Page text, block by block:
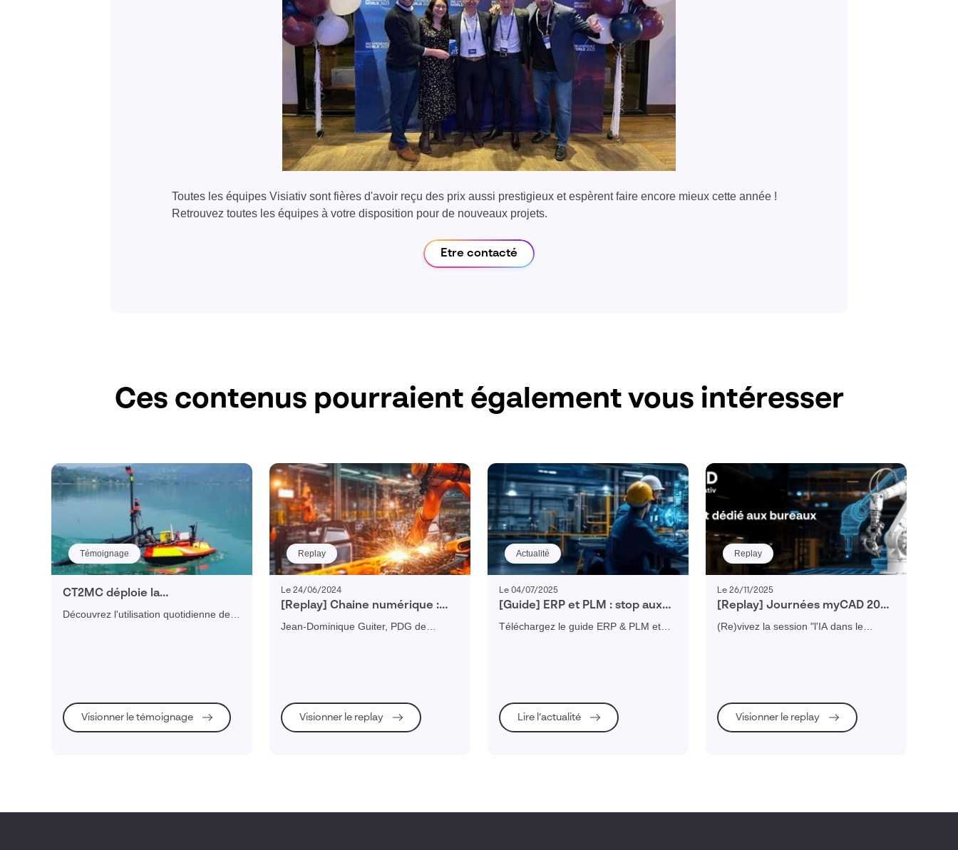
Toutes les équipes Visiativ sont fières d'avoir reçu des prix aussi prestigieux et espèrent faire encore mieux cette année !
Retrouvez toutes les équipes à votre disposition pour de nouveaux projets.
Etre contacté
Ces contenus pourraient également vous intéresser
Témoignage
CT2MC déploie la
3DEXPERIENCE pour faciliter la
collaboration inter-disciplines
Découvrez l'utilisation quotidienne de
Visionner le témoignage
Replay
Le 24/06/2024
[Replay] Chaine numérique :
Greystal témoigne des
bénéfices d’un PLM pour une
Jean-Dominique Guiter, PDG de
Visionner le replay
Actualité
Le 04/07/2025
[Guide] ERP et PLM : stop aux
silos dans l’industrie !
Téléchargez le guide ERP & PLM et
Lire l’actualité
Replay
Le 26/11/2025
[Replay] Journées myCAD 2025
: l’IA dans le processus
d’innovation
(Re)vivez la session "l'IA dans le
Visionner le replay